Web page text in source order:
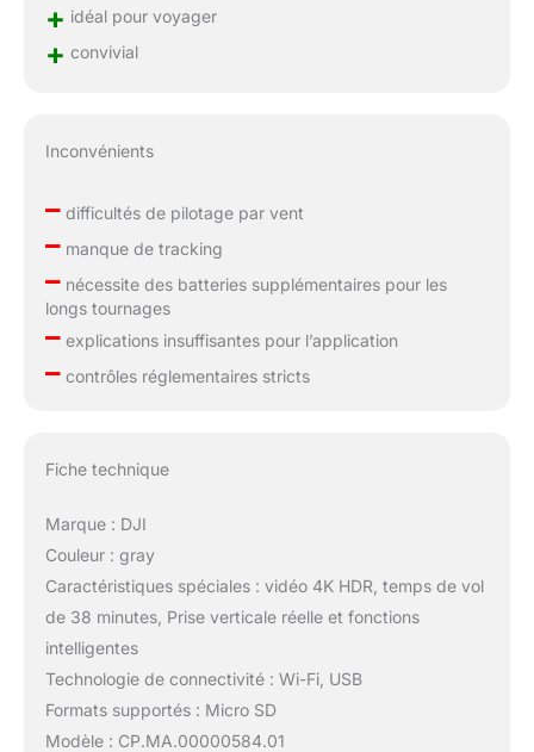
+ idéal pour voyager
+ convivial
Inconvénients
–difficultés de pilotage par vent
–manque de tracking
–nécessite des batteries supplémentaires pour les
longs tournages
–explications insuffisantes pour l’application
–contrôles réglementaires stricts
Fiche technique
Marque : DJI
Couleur : gray
Caractéristiques spéciales : vidéo 4K HDR, temps de vol
de 38 minutes, Prise verticale réelle et fonctions
intelligentes
Technologie de connectivité : Wi-Fi, USB
Formats supportés : Micro SD
Modèle : CP.MA.00000584.01